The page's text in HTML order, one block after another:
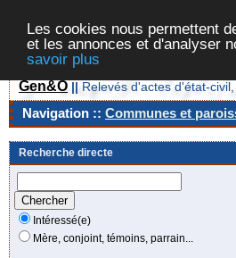
Les cookies nous permettent
et les annonces et d'analyser
savoir plus
Gen&O || Relevés d'actes d'état-
Navigation :: Communes et
Recherche directe
Intéressé(e)
Mère, conjoint, témoins, parrain...